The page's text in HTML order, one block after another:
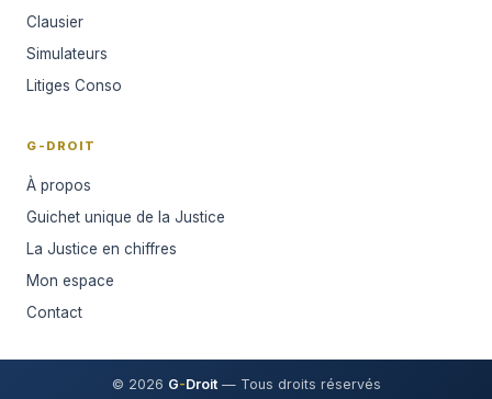
Clausier
Simulateurs
Litiges Conso
G-DROIT
À propos
Guichet unique de la Justice
La Justice en chiffres
Mon espace
Contact
© 2026 G-Droit— Tous droits réservés